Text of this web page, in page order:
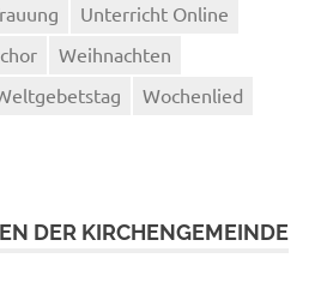
Unterricht Online
Weihnachten
Wochenlied
DER KIRCHENGEMEINDE